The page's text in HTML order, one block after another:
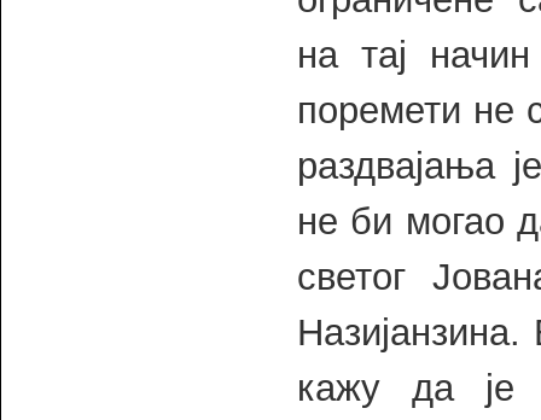
на тај
поремети не
раздвајања
не би могао
светог
кажу да је